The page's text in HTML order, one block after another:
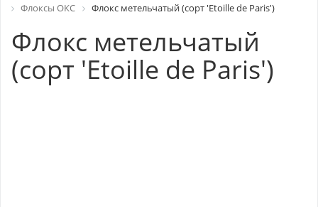
Флоксы ОКС
Флокс метельчатый (сорт 'Etoille de Paris')
Флокс метельчатый
(сорт 'Etoille de Paris')